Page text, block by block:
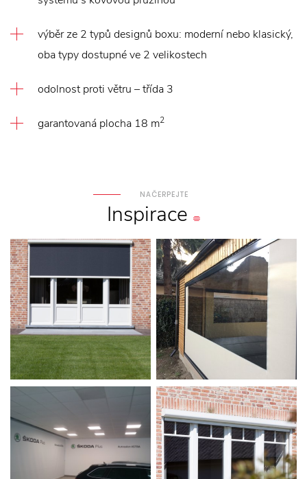
výběr ze 2 typů designů boxu: moderní nebo klasický,
oba typy dostupné ve 2 velikostech
odolnost proti větru – třída 3
garantovaná plocha 18 m2
NAČERPEJTE
Inspirace